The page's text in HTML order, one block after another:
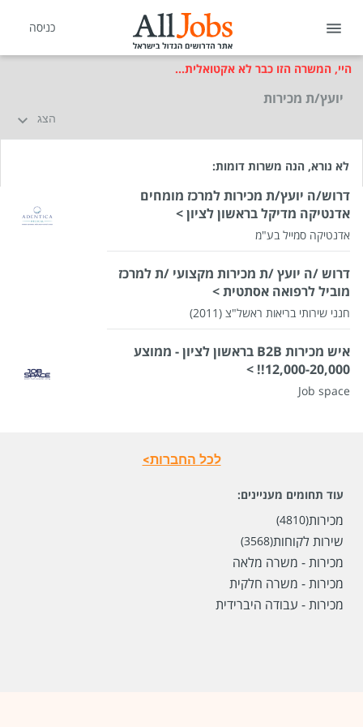
כניסה
היי, המשרה הזו כבר לא אקטואלית...
יועץ/ת מכירות
הצג
שכר
המעסיק לא סיפר לנו
סוג משרה עבודה היברידית,
מיקום
ראשון לציון
לפני חודשיים
לא נורא, הנה משרות דומות:
דרוש/ה יועץ/ת מכירות למרכז מומחים
אדנטיקה מדיקל בראשון לציון >
אדנטיקה סמייל בע"מ
דרוש /ה יועץ /ת מכירות מקצועי /ת למרכז
מוביל לרפואה אסתטית >
חנני שירותי בריאות ראשל"צ (2011)
איש מכירות B2B בראשון לציון - ממוצע
12,000-20,000!! >
Job space
לכל החברות>
עוד תחומים מעניינים:
מכירות(4810)
שירות לקוחות(3568)
מכירות - משרה מלאה
מכירות - משרה חלקית
מכירות - עבודה היברידית